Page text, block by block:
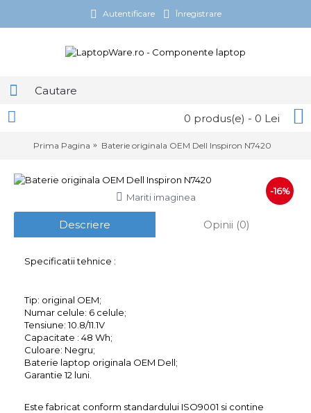
Autentificare Înregistrare
0 produs(e) - 0 Lei
Prima Pagina Baterie originala OEM Dell Inspiron N7420
-16%
Mariti imaginea
Descriere Opinii (0)
Specificatii tehnice :
Tip: original OEM;
Numar celule: 6 celule;
Tensiune: 10.8/11.1V
Capacitate : 48 Wh;
Culoare: Negru;
Baterie laptop originala OEM Dell;
Garantie 12 luni.
Este fabricat conform standardului ISO9001 si contine